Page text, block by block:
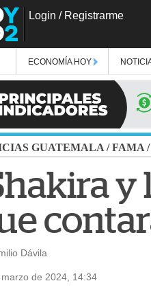
Login / Registrarme
ECONOMÍA HOY
GUATEMALA /FAMA /
y
Dávila
de 2024, 14:34